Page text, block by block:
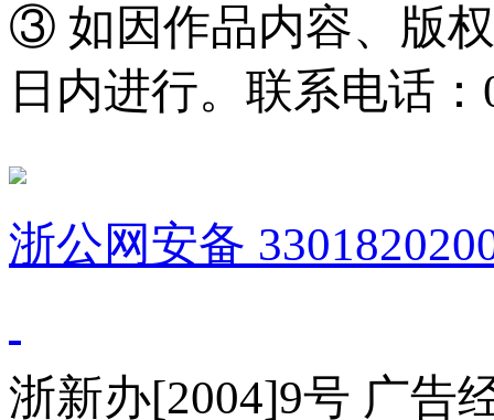
③ 如因作品内容、版
日内进行。联系电话：
浙公网安备
浙新办[2004]9号 广告